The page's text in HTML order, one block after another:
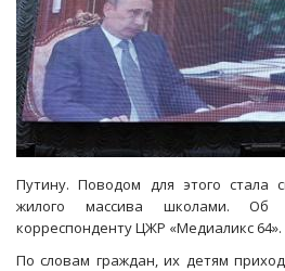
Путину. Поводом для этого стала
жилого массива школами. Об
корреспонденту ЦЖР «Медиаликс 64».
По словам граждан, их детям